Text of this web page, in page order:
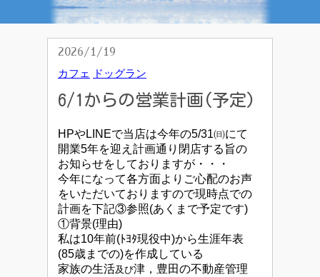
2026/1/19
カフェ ドッグラン
6/1からの営業計画(予定)
HPやLINEで当店は今年の5/31㈰にて
開業5年を迎え計画通り閉店する旨の
お知らせをしておりますが・・・
今年になって各方面よりご心配のお声
をいただいておりますので現時点での
計画を下記③参照(あくまで予定です)
①背景(理由)
私は10年前(ﾄﾖﾀ現役中)から生涯年表
(85歳までの)を作成している
家族の生活及び津，豊田の不動産管理